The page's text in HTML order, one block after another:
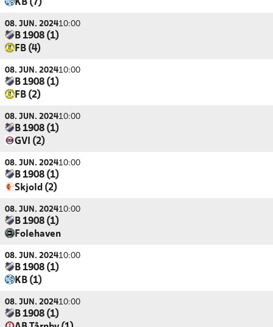
KB (7)
08. JUN. 202410:00
B 1908 (1)
FB (4)
08. JUN. 202410:00
B 1908 (1)
FB (2)
08. JUN. 202410:00
B 1908 (1)
GVI (2)
08. JUN. 202410:00
B 1908 (1)
Skjold (2)
08. JUN. 202410:00
B 1908 (1)
Folehaven
08. JUN. 202410:00
B 1908 (1)
KB (1)
08. JUN. 202410:00
B 1908 (1)